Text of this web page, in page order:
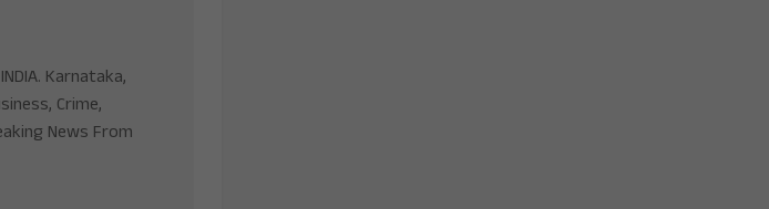
Karnataka,
Crime,
News From